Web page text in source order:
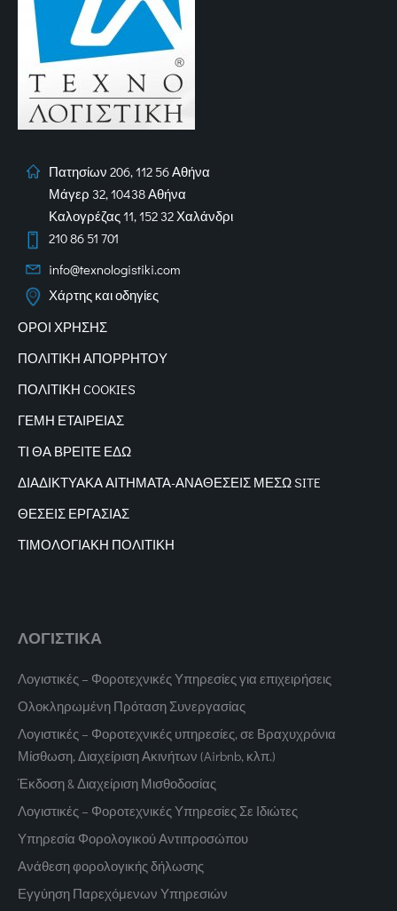
Πατησίων 206, 112 56 Αθήνα
Μάγερ 32, 10438 Αθήνα
Καλογρέζας 11, 152 32 Χαλάνδρι
210 86 51 701
info@texnologistiki.com
Χάρτης και οδηγίες
ΟΡΟΙ ΧΡΗΣΗΣ
ΠΟΛΙΤΙΚΗ ΑΠΟΡΡΗΤΟΥ
ΠΟΛΙΤΙΚΗ COOKIES
ΓΕΜΗ ΕΤΑΙΡΕΙΑΣ
ΤΙ ΘΑ ΒΡΕΙΤΕ ΕΔΩ
ΔΙΑΔΙΚΤΥΑΚΑΑΙΤΗΜΑΤΑ-ΑΝΑΘΕΣΕΙΣ ΜΕΣΩ SITE
ΘΕΣΕΙΣ ΕΡΓΑΣΙΑΣ
ΤΙΜΟΛΟΓΙΑΚΗ ΠΟΛΙΤΙΚΗ
ΛΟΓΙΣΤΙΚΑ
Λογιστικές – Φοροτεχνικές Υπηρεσίες για επιχειρήσεις
Ολοκληρωμένη Πρόταση Συνεργασίας
Λογιστικές – Φοροτεχνικές υπηρεσίες, σε Βραχυχρόνια
Μίσθωση, Διαχείριση Ακινήτων (Airbnb, κλπ.)
Έκδοση & Διαχείριση Μισθοδοσίας
Λογιστικές – Φοροτεχνικές Υπηρεσίες Σε Ιδιώτες
Υπηρεσία Φορολογικού Αντιπροσώπου
Ανάθεση φορολογικής δήλωσης
Εγγύηση Παρεχόμενων Υπηρεσιών